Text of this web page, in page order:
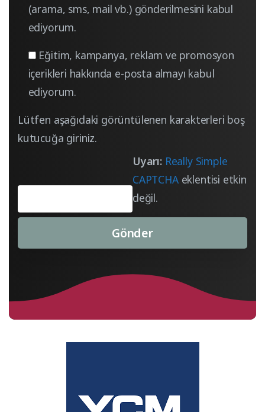
(arama, sms, mail vb.) gönderilmesini kabul
ediyorum.
Eğitim, kampanya, reklam ve promosyon
içerikleri hakkında e-posta almayı kabul
ediyorum.
Lütfen aşağıdaki görüntülenen karakterleri boş
kutucuğa giriniz.
Uyarı: Really Simple
CAPTCHAeklentisi etkin
değil.